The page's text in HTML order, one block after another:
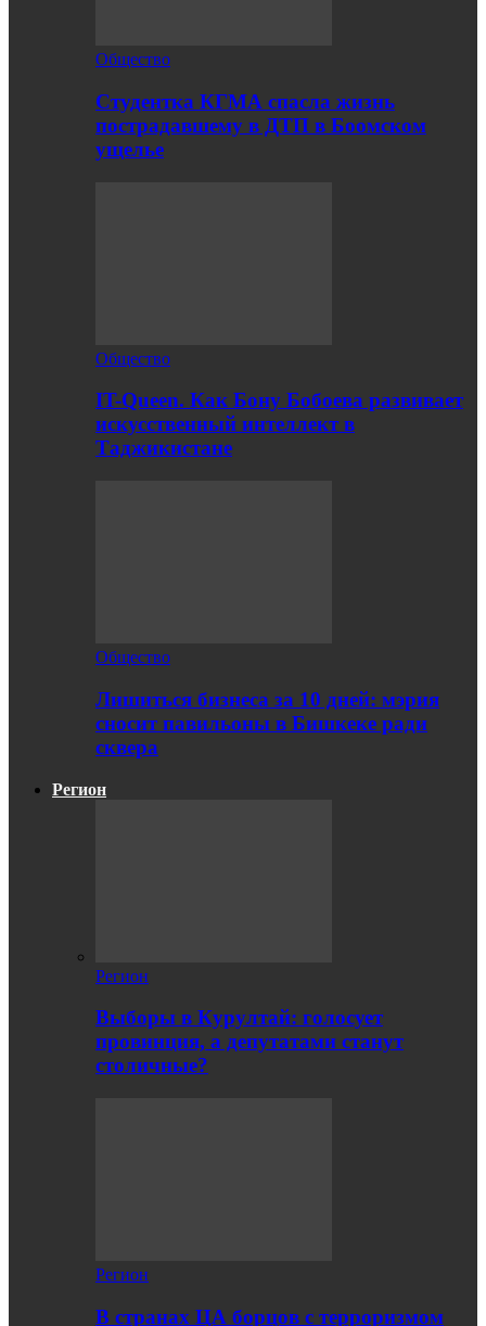
Общество
Студентка КГМА спасла жизнь
пострадавшему в ДТП в Боомском
ущелье
Общество
IT-Queen. Как Бону Бобоева развивает
искусственный интеллект в
Таджикистане
Общество
Лишиться бизнеса за 10 дней: мэрия
сносит павильоны в Бишкеке ради
сквера
Регион
Регион
Выборы в Курултай: голосует
провинция, а депутатами станут
столичные?
Регион
В странах ЦА борцов с терроризмом